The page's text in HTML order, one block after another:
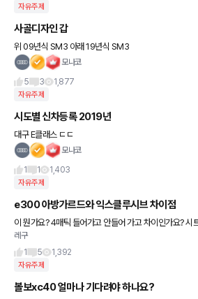
자유주제
사골디자인 갑
위 09년식 SM3 아래 19년식 SM3
모나코
5
3 1,877
자유주제
시도별 신차등록 2019년
대구 E클래스 ㄷㄷ
모나코
1
1 1,403
자유주제
e300 아방가르드와 익스클루시브 차이점
이 뭔가요? 4매틱 들어가고 안들어 가고 차이인가요? 시트 재질 등 내부 인테리어 차이가
있나요?
레구
1
5 1,392
자유주제
볼보xc40 얼마나 기다려야 하나요?